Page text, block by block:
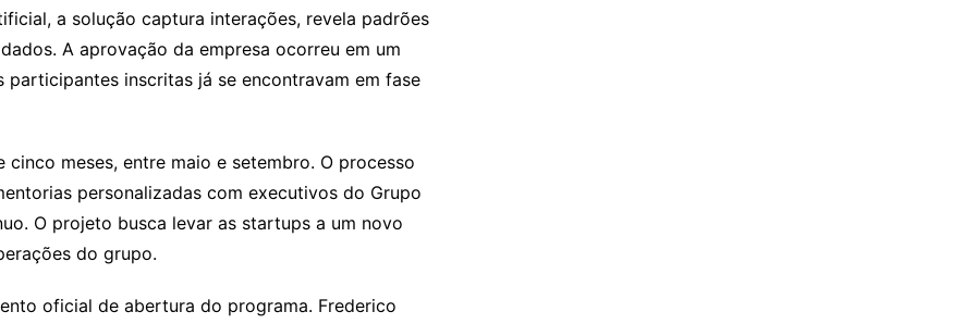
a solução captura interações, revela padrões
A aprovação da empresa ocorreu em um
inscritas já se encontravam em fase
meses, entre maio e setembro. O processo
personalizadas com executivos do Grupo
O projeto busca levar as startups a um novo
do grupo.
oficial de abertura do programa. Frederico